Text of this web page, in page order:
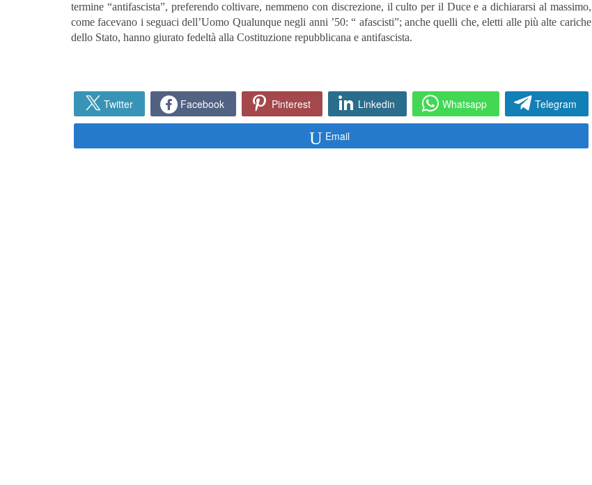
termine “antifascista”, preferendo coltivare, nemmeno con discrezione, il culto per il Duce e a dichiararsi al massimo,
come facevano i seguaci dell’Uomo Qualunque negli anni ’50: “ afascisti”; anche quelli che, eletti alle più alte cariche
dello Stato, hanno giurato fedeltà alla Costituzione repubblicana e antifascista.
Twitter Facebook Pinterest Linkedin Whatsapp Telegram
Email